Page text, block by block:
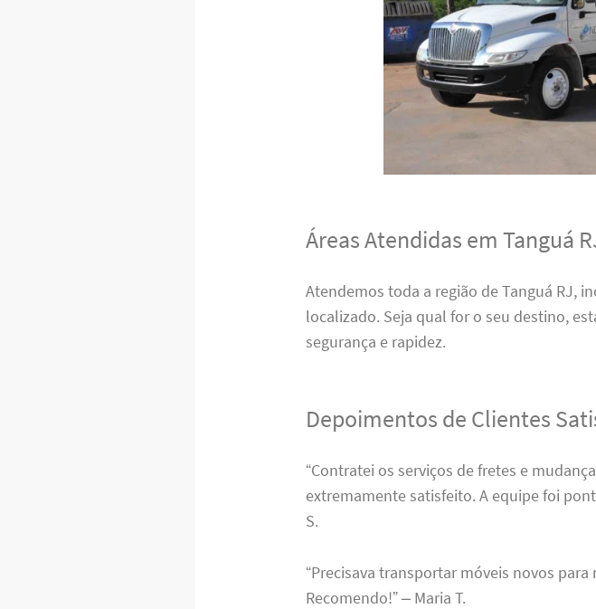
Áreas Atendidas em Tanguá
Atendemos toda a região de Tanguá RJ,
localizado. Seja qual for o seu destino,
segurança e rapidez.
Depoimentos de Clientes
“Contratei os serviços de fretes e
extremamente satisfeito. A equipe foi
S.
“Precisava transportar móveis novos
Recomendo!” – Maria T.